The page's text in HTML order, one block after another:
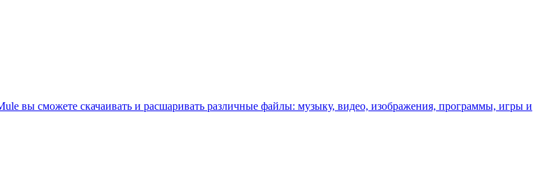
вы сможете скачаивать и расшаривать различные файлы: музыку, видео, изображения, программы, игры и